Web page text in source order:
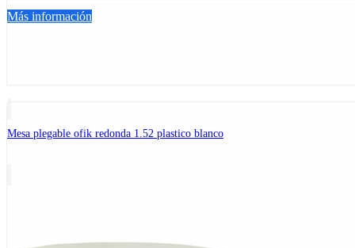
Más información
Mesa plegable ofik redonda 1.52 plastico blanco